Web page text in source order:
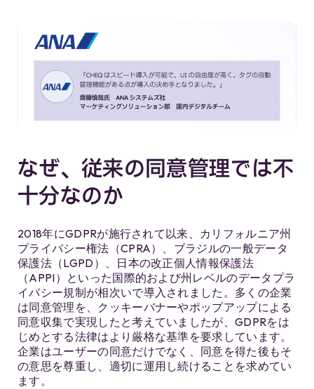
なぜ、従来の同意管理では不
十分なのか
2018年にGDPRが施行されて以来、カリフォルニア州
プライバシー権法（CPRA）、ブラジルの一般データ
保護法（LGPD）、日本の改正個人情報保護法
（APPI）といった国際的および州レベルのデータプラ
イバシー規制が相次いで導入されました。多くの企業
は同意管理を、クッキーバナーやポップアップによる
同意収集で実現したと考えていましたが、GDPRをは
じめとする法律はより厳格な基準を要求しています。
企業はユーザーの同意だけでなく、同意を得た後もそ
の意思を尊重し、適切に運用し続けることを求めてい
ます。